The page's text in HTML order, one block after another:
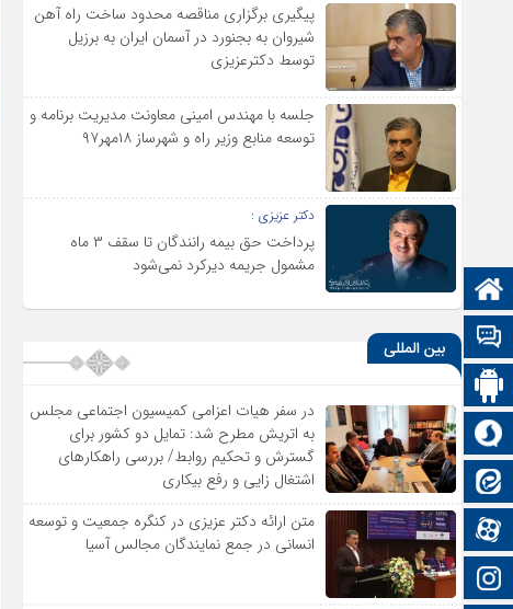
صفحه نخست
تالار گفتمان
اپلیکیشن سایت
سروش
ایتا
آپارات
اینستاگرام
پیگیری برگزاری مناقصه محدود ساخت راه آهن
شیروان به بجنورد در آسمان ایران به برزیل
توسط دکترعزیزی
جلسه با مهندس امینی معاونت مدیریت برنامه و
توسعه منابع وزیر راه و شهرساز ۱۸مهر۹۷
دکتر عزیزی :
پرداخت حق بیمه رانندگان تا سقف ۳ ماه
مشمول جریمه دیرکرد نمی‌شود
بین المللی
در سفر هیات اعزامی کمیسیون اجتماعی مجلس
به اتریش مطرح شد: تمایل دو کشور برای
گسترش و تحکیم روابط/ بررسی راهکارهای
اشتغال زایی و رفع بیکاری
متن ارائه دکتر عزیزى در کنگره جمعیت و توسعه
انسانى در جمع نمایندگان مجالس آسیا